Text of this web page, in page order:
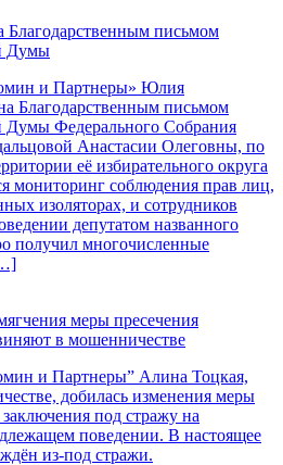
Благодарственным письмом
Думы
и Партнеры» Юлия
Благодарственным письмом
Думы Федерального Собрания
Анастасии Олеговны, по
её избирательного округа
мониторинг соблюдения прав лиц,
изоляторах, и сотрудников
депутатом названного
получил многочисленные
меры пресечения
в мошенничестве
и Партнеры” Алина Тоцкая,
добилась изменения меры
под стражу на
поведении. В настоящее
из-под стражи.